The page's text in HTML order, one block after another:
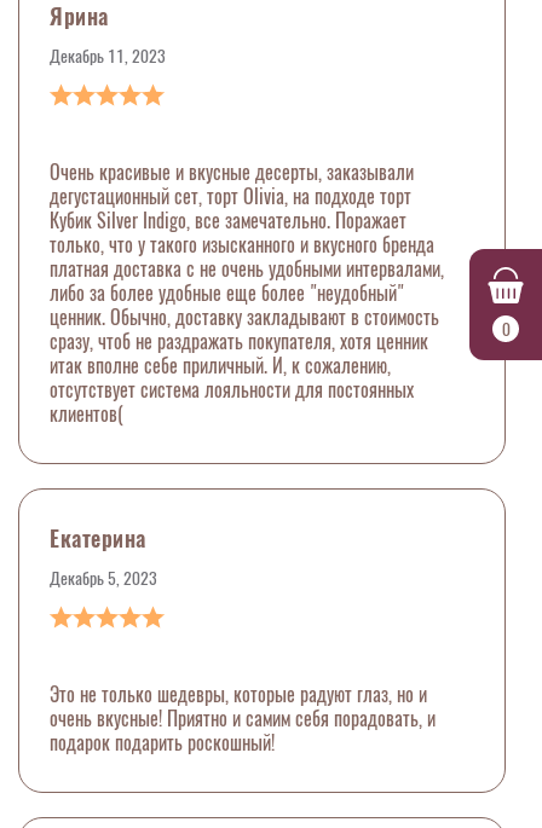
0
Ярина
Декабрь 11, 2023
Очень красивые и вкусные десерты, заказывали
дегустационный сет, торт Olivia, на подходе торт
Кубик Silver Indigo, все замечательно. Поражает
только, что у такого изысканного и вкусного бренда
платная доставка с не очень удобными интервалами,
либо за более удобные еще более "неудобный"
ценник. Обычно, доставку закладывают в стоимость
сразу, чтоб не раздражать покупателя, хотя ценник
итак вполне себе приличный. И, к сожалению,
отсутствует система лояльности для постоянных
клиентов(
Екатерина
Декабрь 5, 2023
Это не только шедевры, которые радуют глаз, но и
очень вкусные! Приятно и самим себя порадовать, и
подарок подарить роскошный!